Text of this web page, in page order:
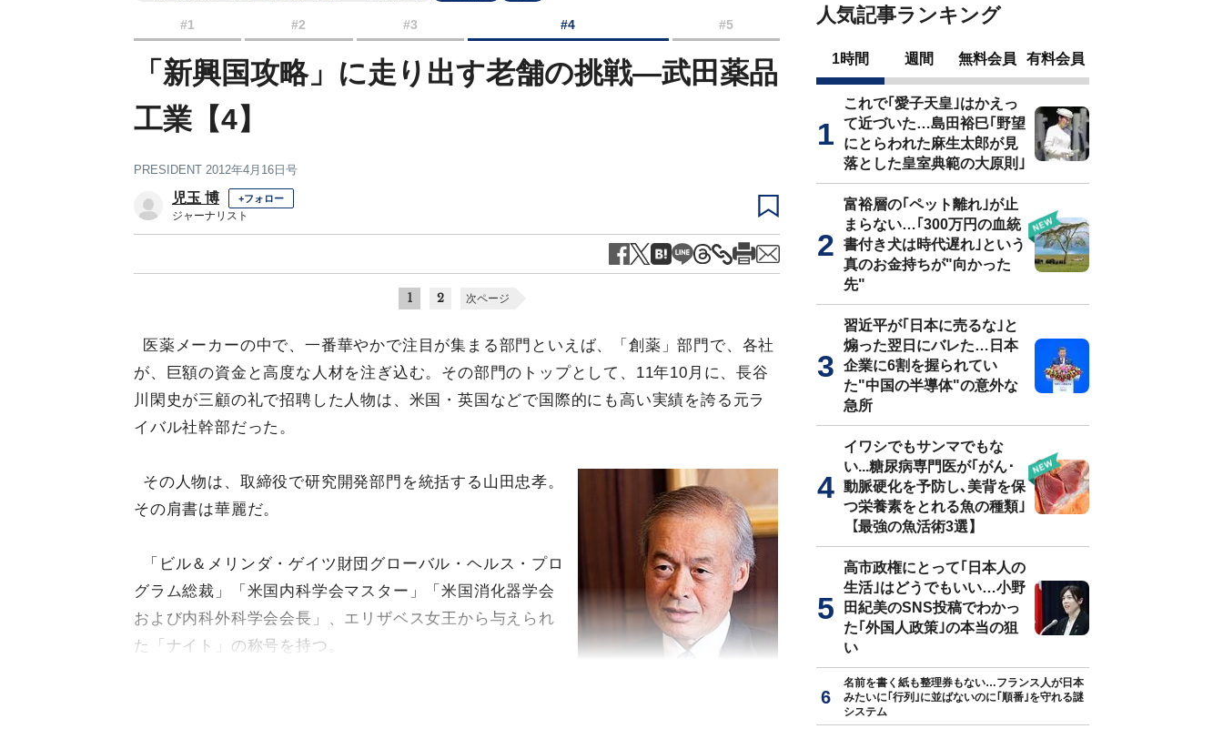
#1 #2 #3 #4 #5
「新興国攻略」に走り出す老舗の挑戦―武田薬品
工業【4】
PRESIDENT 2012年4月16日号
児玉 博 +フォロー
ジャーナリスト
1 2 次ページ
医薬メーカーの中で、一番華やかで注目が集まる部門といえば、「創薬」部門で、各社
が、巨額の資金と高度な人材を注ぎ込む。その部門のトップとして、11年10月に、長谷
川閑史が三顧の礼で招聘した人物は、米国・英国などで国際的にも高い実績を誇る元ラ
イバル社幹部だった。
その人物は、取締役で研究開発部門を統括する山田忠孝。
その肩書は華麗だ。
「ビル＆メリンダ・ゲイツ財団グローバル・ヘルス・プロ
グラム総裁」「米国内科学会マスター」「米国消化器学会
および内科外科学会会長」、エリザベス女王から与えられ
た「ナイト」の称号を持つ。
人気記事ランキング
1時間 週間 無料会員 有料会員
これで｢愛子天皇｣はかえっ
て近づいた…島田裕巳｢野望
にとらわれた麻生太郎が見
落とした皇室典範の大原則｣
富裕層の｢ペット離れ｣が止
まらない…｢300万円の血統
書付き犬は時代遅れ｣という
真のお金持ちが"向かった
先"
習近平が｢日本に売るな｣と
煽った翌日にバレた…日本
企業に6割を握られてい
た"中国の半導体"の意外な
急所
イワシでもサンマでもな
い...糖尿病専門医が｢がん･
動脈硬化を予防し､美背を保
つ栄養素をとれる魚の種類｣
【最強の魚活術3選】
高市政権にとって｢日本人の
生活｣はどうでもいい…小野
田紀美のSNS投稿でわかっ
た｢外国人政策｣の本当の狙
い
名前を書く紙も整理券もない…フランス人が日本
みたいに｢行列｣に並ばないのに｢順番｣を守れる謎
システム